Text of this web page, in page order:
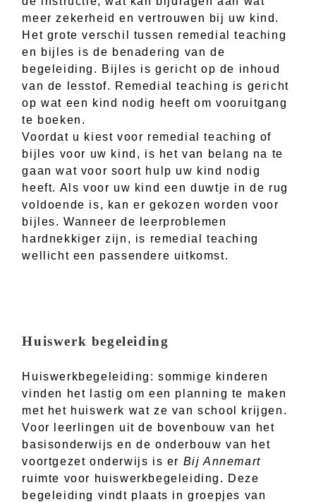
meer zekerheid en vertrouwen bij uw kind.
Het grote verschil tussen remedial teaching
en bijles is de benadering van de
begeleiding. Bijles is gericht op de inhoud
van de lesstof. Remedial teaching is gericht
op wat een kind nodig heeft om vooruitgang
te boeken.
Voordat u kiest voor remedial teaching of
bijles voor uw kind, is het van belang na te
gaan wat voor soort hulp uw kind nodig
heeft. Als voor uw kind een duwtje in de rug
voldoende is, kan er gekozen worden voor
bijles. Wanneer de leerproblemen
hardnekkiger zijn, is remedial teaching
wellicht een passendere uitkomst.
Huiswerk begeleiding
Huiswerkbegeleiding: sommige kinderen
vinden het lastig om een planning te maken
met het huiswerk wat ze van school krijgen.
Voor leerlingen uit de bovenbouw van het
basisonderwijs en de onderbouw van het
voortgezet onderwijs is er Bij Annemart
ruimte voor huiswerkbegeleiding. Deze
begeleiding vindt plaats in groepjes van